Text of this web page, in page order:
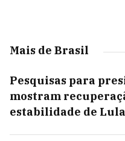
Mais de Brasil
Pesquisas para
mostram
estabilidade de Lula